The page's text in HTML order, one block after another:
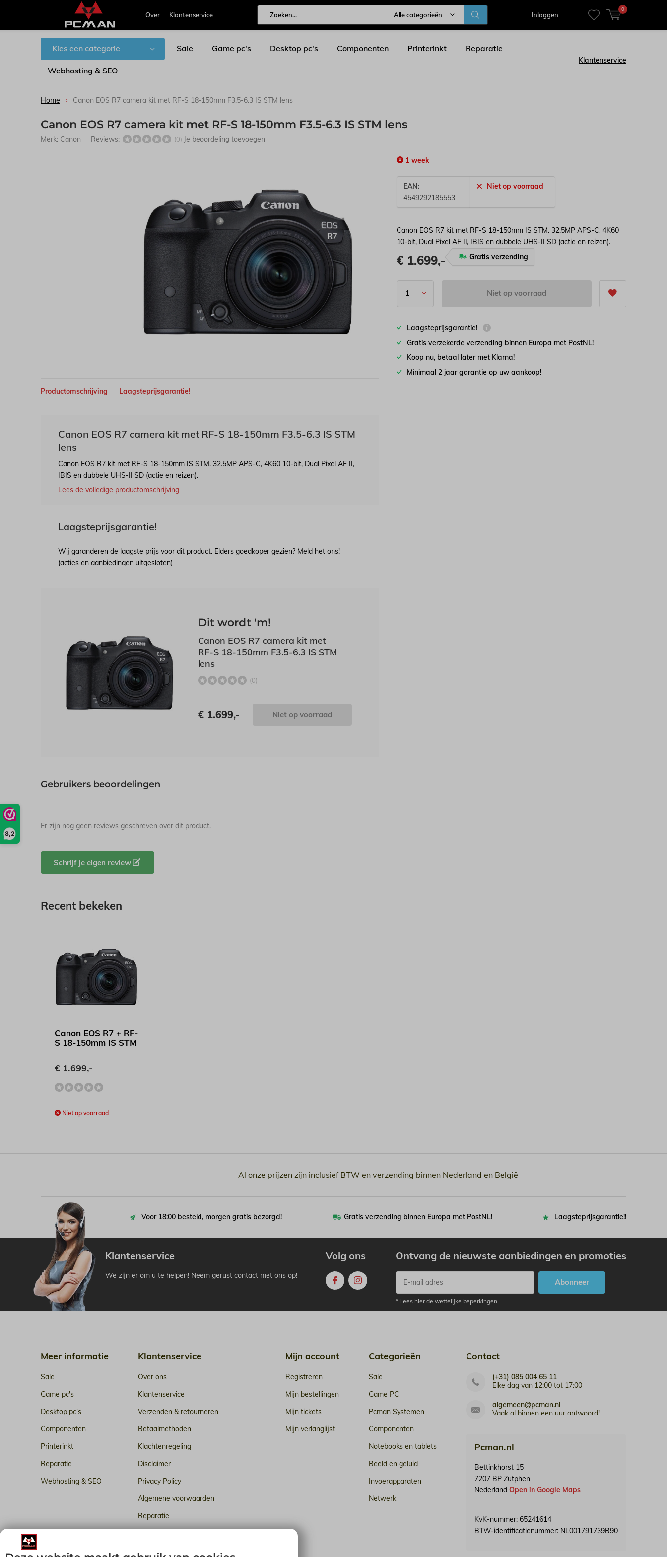
8,2
Over Klantenservice Alle categorieën Inloggen
0
Kies een categorie Sale Game pc's Desktop pc's Componenten Printerinkt Reparatie
Webhosting & SEO
Klantenservice
Home Canon EOS R7 camera kit met RF-S 18-150mm F3.5-6.3 IS STM lens
Canon EOS R7 camera kit met RF-S 18-150mm F3.5-6.3 IS STM lens
Merk: Canon Reviews: (0) Je beoordeling toevoegen
Productomschrijving Laagsteprijsgarantie!
Canon EOS R7 camera kit met RF-S 18-150mm F3.5-6.3 IS STM
lens
Canon EOS R7 kit met RF-S 18-150mm IS STM. 32.5MP APS-C, 4K60 10-bit, Dual Pixel AF II,
IBIS en dubbele UHS-II SD (actie en reizen).
Lees de volledige productomschrijving
Laagsteprijsgarantie!
Wij garanderen de laagste prijs voor dit product. Elders goedkoper gezien? Meld het ons!
(acties en aanbiedingen uitgesloten)
Dit wordt 'm!
Canon EOS R7 camera kit met
RF-S 18-150mm F3.5-6.3 IS STM
lens
(0)
€ 1.699,- Niet op voorraad
1 week
EAN:
4549292185553
Niet op voorraad
Canon EOS R7 kit met RF-S 18-150mm IS STM. 32.5MP APS-C, 4K60
10-bit, Dual Pixel AF II, IBIS en dubbele UHS-II SD (actie en reizen).
€ 1.699,- Gratis verzending
Niet op voorraad
Laagsteprijsgarantie!
Gratis verzekerde verzending binnen Europa met PostNL!
Koop nu, betaal later met Klarna!
Minimaal 2 jaar garantie op uw aankoop!
Gebruikers beoordelingen
Er zijn nog geen reviews geschreven over dit product.
Schrijf je eigen review
Recent bekeken
Canon EOS R7 + RF-
S 18-150mm IS STM
€ 1.699,-
Niet op voorraad
Al onze prijzen zijn inclusief BTW en verzending binnen Nederland en België
Voor 18:00 besteld, morgen gratis bezorgd! Gratis verzending binnen Europa met PostNL! Laagsteprijsgarantie!!
Klantenservice
We zijn er om u te helpen! Neem gerust contact met ons op!
Volg ons Ontvang de nieuwste aanbiedingen en promoties
Abonneer
* Lees hier de wettelijke beperkingen
Meer informatie
Sale
Game pc's
Desktop pc's
Componenten
Printerinkt
Reparatie
Webhosting & SEO
Klantenservice
Over ons
Klantenservice
Verzenden & retourneren
Betaalmethoden
Klachtenregeling
Disclaimer
Privacy Policy
Algemene voorwaarden
Reparatie
Mijn account
Registreren
Mijn bestellingen
Mijn tickets
Mijn verlanglijst
Categorieën
Sale
Game PC
Pcman Systemen
Componenten
Notebooks en tablets
Beeld en geluid
Invoerapparaten
Netwerk
Contact
(+31) 085 004 65 11
Elke dag van 12:00 tot 17:00
algemeen@pcman.nl
Vaak al binnen een uur antwoord!
Pcman.nl
Bettinkhorst 15
7207 BP Zutphen
Nederland Open in Google Maps
KvK-nummer: 65241614
BTW-identificatienummer: NL001791739B90